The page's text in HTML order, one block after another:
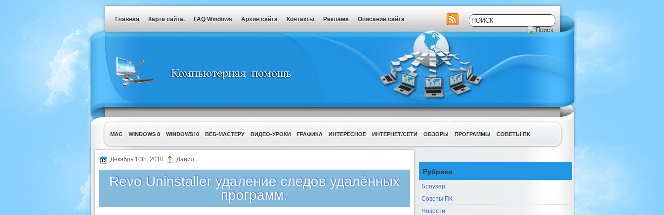
Главная Карта сайта. FAQ Windows Архив сайта Контакты Реклама Описание сайта
MAC WINDOWS 8 WINDOWS10 ВЕБ-МАСТЕРУ ВИДЕО-УРОКИ ГРАФИКА ИНТЕРЕСНОЕ ИНТЕРНЕТ/СЕТИ ОБЗОРЫ ПРОГРАММЫ СОВЕТЫ ПК
УТИЛИТЫ
Декабрь 10th, 2010 Данил
Revo Uninstaller удаление следов удалённых
программ.
Рубрики
Браузер
Советы ПК
Новости